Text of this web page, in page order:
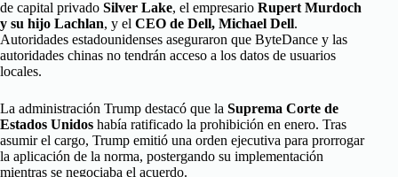
de capital privado Silver Lake, el empresario Rupert Murdoch
y su hijo Lachlan, y el CEO de Dell, Michael Dell.
Autoridades estadounidenses aseguraron que ByteDance y las
autoridades chinas no tendrán acceso a los datos de usuarios
locales.
La administración Trump destacó que la Suprema Corte de
Estados Unidos había ratificado la prohibición en enero. Tras
asumir el cargo, Trump emitió una orden ejecutiva para prorrogar
la aplicación de la norma, postergando su implementación
mientras se negociaba el acuerdo.